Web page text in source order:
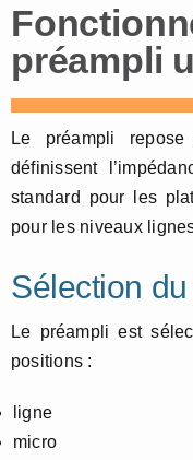
préampli
Le préampli
définissent
standard pour les
pour les niveaux
Sélection
Le préampli est
positions :
ligne
micro